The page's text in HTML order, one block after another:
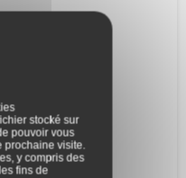
stocké sur
pouvoir vous
prochaine visite.
y compris des
fins de